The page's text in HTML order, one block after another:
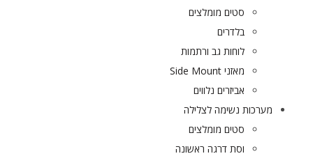
סטים מומלצים
בלדרים
לוחות גב ורתמות
מאזני Side Mount
אביזרים נלווים
מערכות נשימה לצלילה
סטים מומלצים
וסת דרגה ראשונה